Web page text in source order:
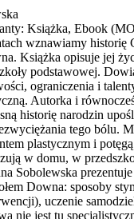
Książka, Ebook
wznawiamy historię
Książka opisuje jej
podstawowej.
ograniczenia i
Autorka i
historię narodzin
tego bólu.
plastycznym i
w domu, w
Sobolewska
Downa: sposoby
uczenie
nie jest tu